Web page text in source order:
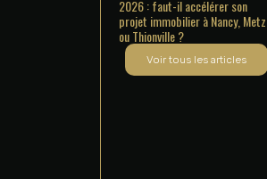
2026 : faut-il accélérer son
projet immobilier à Nancy, Metz
ou Thionville ?
Voir tous les articles